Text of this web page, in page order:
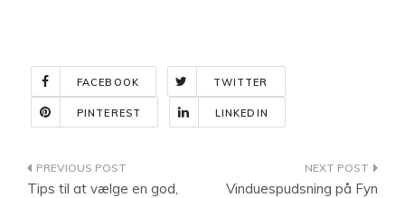
FACEBOOK TWITTER
PINTEREST LINKEDIN
Indlægsnavigation
Tips til at vælge en god,
Vinduespudsning på Fyn